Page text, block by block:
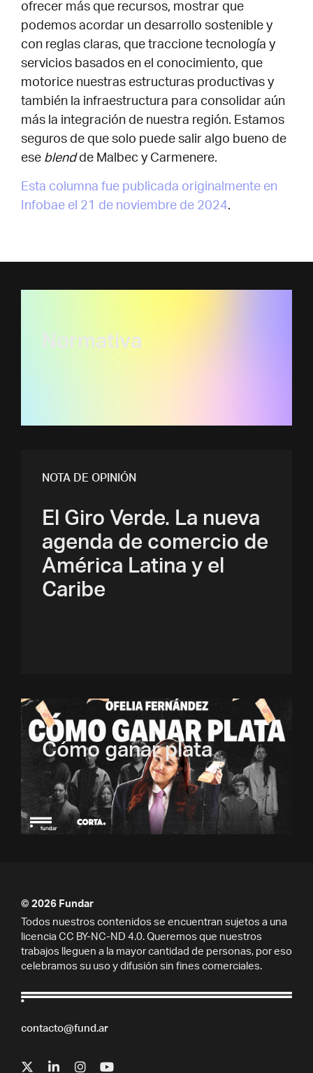
ofrecer más que recursos, mostrar que
podemos acordar un desarrollo sostenible y
con reglas claras, que traccione tecnología y
servicios basados en el conocimiento, que
motorice nuestras estructuras productivas y
también la infraestructura para consolidar aún
más la integración de nuestra región. Estamos
seguros de que solo puede salir algo bueno de
ese blendde Malbec y Carmenere.
Esta columna fue publicada originalmente en
Infobae el 21 de noviembre de 2024.
Normativa
NOTA DE OPINIÓN
El Giro Verde. La nueva
agenda de comercio de
América Latina y el
Caribe
Cómo ganar plata
contacto@fund.ar
© 2026 Fundar
Todos nuestros contenidos se encuentran sujetos a una
licencia CC BY-NC-ND 4.0. Queremos que nuestros
trabajos lleguen a la mayor cantidad de personas, por eso
celebramos su uso y difusión sin fines comerciales.